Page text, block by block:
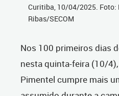
Curitiba, 10/04/2025. Foto:
Ribas/SECOM
Nos 100 primeiros dias
nesta quinta-feira (10/
Pimentel cumpre mais